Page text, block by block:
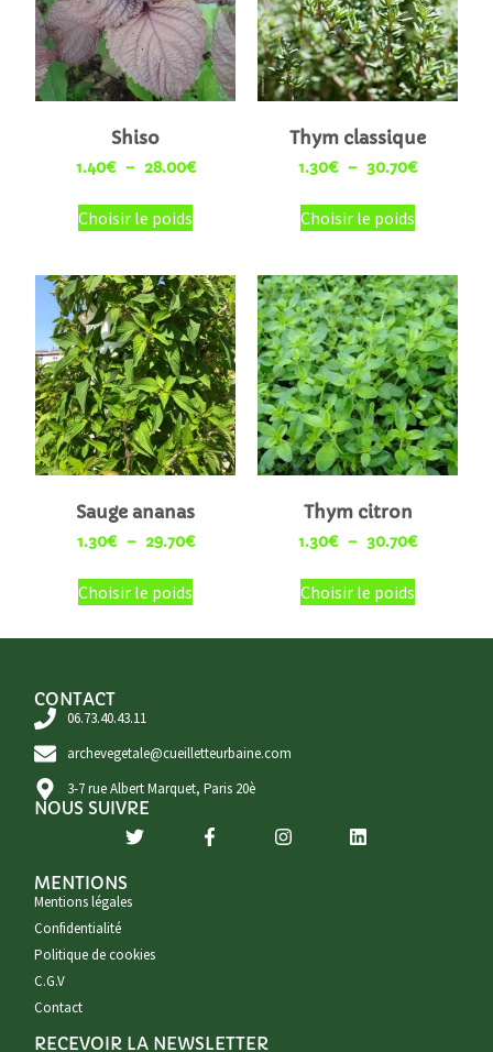
Shiso
1.40€ – 28.00€
Choisir le poids
Thym classique
1.30€ – 30.70€
Choisir le poids
Sauge ananas
1.30€ – 29.70€
Choisir le poids
Thym citron
1.30€ – 30.70€
Choisir le poids
CONTACT
06.73.40.43.11
archevegetale@cueilletteurbaine.com
3-7 rue Albert Marquet, Paris 20è
NOUS SUIVRE
MENTIONS
Mentions légales
Confidentialité
Politique de cookies
C.G.V
Contact
RECEVOIR LA NEWSLETTER